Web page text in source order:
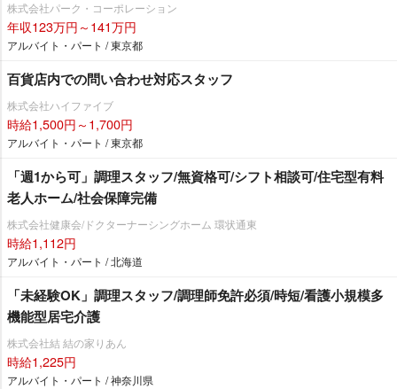
株式会社パーク・コーポレーション
年収123万円～141万円
アルバイト・パート / 東京都
百貨店内での問い合わせ対応スタッフ
株式会社ハイファイブ
時給1,500円～1,700円
アルバイト・パート / 東京都
「週1から可」調理スタッフ/無資格可/シフト相談可/住宅型有料
老人ホーム/社会保障完備
株式会社健康会/ドクターナーシングホーム 環状通東
時給1,112円
アルバイト・パート / 北海道
「未経験OK」調理スタッフ/調理師免許必須/時短/看護小規模多
機能型居宅介護
株式会社結 結の家りあん
時給1,225円
アルバイト・パート / 神奈川県